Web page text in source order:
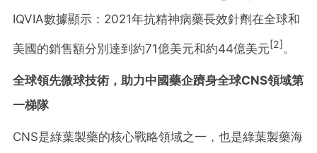
IQVIA數據顯示：2021年抗精神病藥長效針劑在全球和
美國的銷售額分別達到約71億美元和約44億美元[2]。
全球領先微球技術，助力中國藥企躋身全球CNS領域第
一梯隊
CNS是綠葉製藥的核心戰略領域之一，也是綠葉製藥海